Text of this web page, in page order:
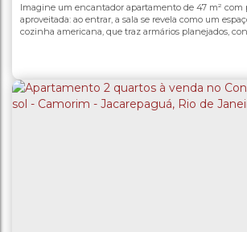
Total: 47.00m²
Útil:47.00m²
Imagine um encantador apartamento de 47 m²
aproveitada: ao entrar, a sala se revela como um
cozinha americana, que traz armários planejados,
estilo. Logo ao lado, está a lavanderia com tanque,
banheiro social é moderno, com box de vidro